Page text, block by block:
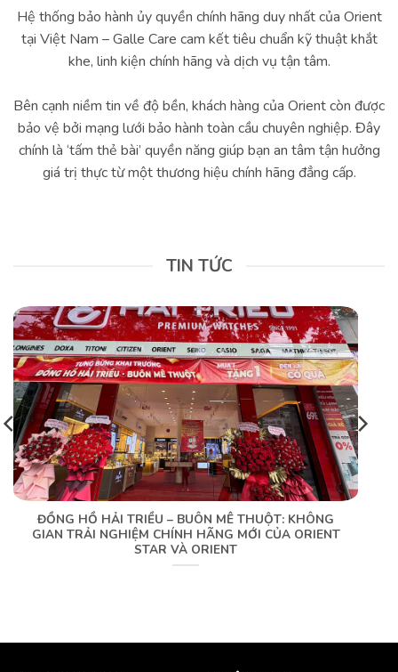
Hệ thống bảo hành ủy quyền chính hãng duy nhất của Orient
tại Việt Nam – Galle Care cam kết tiêu chuẩn kỹ thuật khắt
khe, linh kiện chính hãng và dịch vụ tận tâm.
Bên cạnh niềm tin về độ bền, khách hàng của Orient còn được
bảo vệ bởi mạng lưới bảo hành toàn cầu chuyên nghiệp. Đây
chính là ‘tấm thẻ bài’ quyền năng giúp bạn an tâm tận hưởng
giá trị thực từ một thương hiệu chính hãng đẳng cấp.
TIN TỨC
ĐỒNG HỒ HẢI TRIỀU – BUÔN MÊ THUỘT: KHÔNG
GIAN TRẢI NGHIỆM CHÍNH HÃNG MỚI CỦA ORIENT
STAR VÀ ORIENT